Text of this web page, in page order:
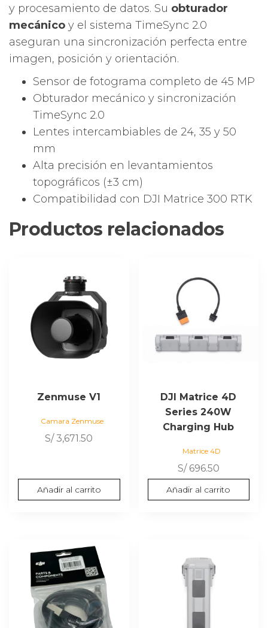
y procesamiento de datos. Su obturador
mecánico y el sistema TimeSync 2.0
aseguran una sincronización perfecta entre
imagen, posición y orientación.
Sensor de fotograma completo de 45 MP
Obturador mecánico y sincronización
TimeSync 2.0
Lentes intercambiables de 24, 35 y 50
mm
Alta precisión en levantamientos
topográficos (±3 cm)
Compatibilidad con DJI Matrice 300 RTK
Productos relacionados
Zenmuse V1
Camara Zenmuse
S/3,671.50
Añadir al carrito
DJI Matrice 4D
Series 240W
Charging Hub
Matrice 4D
S/696.50
Añadir al carrito